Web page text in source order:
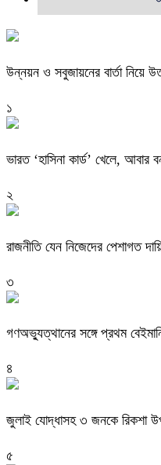
উন্নয়ন ও সবুজায়নের বার্তা নিয়ে
১
ভারত ‘হাসিনা কার্ড’ খেলে, আবার
২
রাজনীতি যেন নিজেদের পেশাগত
৩
গণঅভ্যুত্থানের সঙ্গে প্রথম
৪
জুলাই যোদ্ধাসহ ৩ জনকে রিকশা
৫